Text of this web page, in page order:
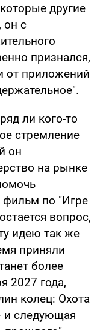
другие
он с
признался,
от приложений
ли кого-то
стремление
он
на рынке
фильм по "Игре
вопрос,
идею так же
приняли
более
2027 года,
колец: Охота
и следующая